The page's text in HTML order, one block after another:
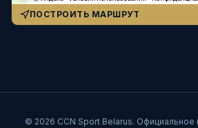
ПОСТРОИТЬ МАРШРУТ
© 2026 CCN Sport Belarus. Официальное